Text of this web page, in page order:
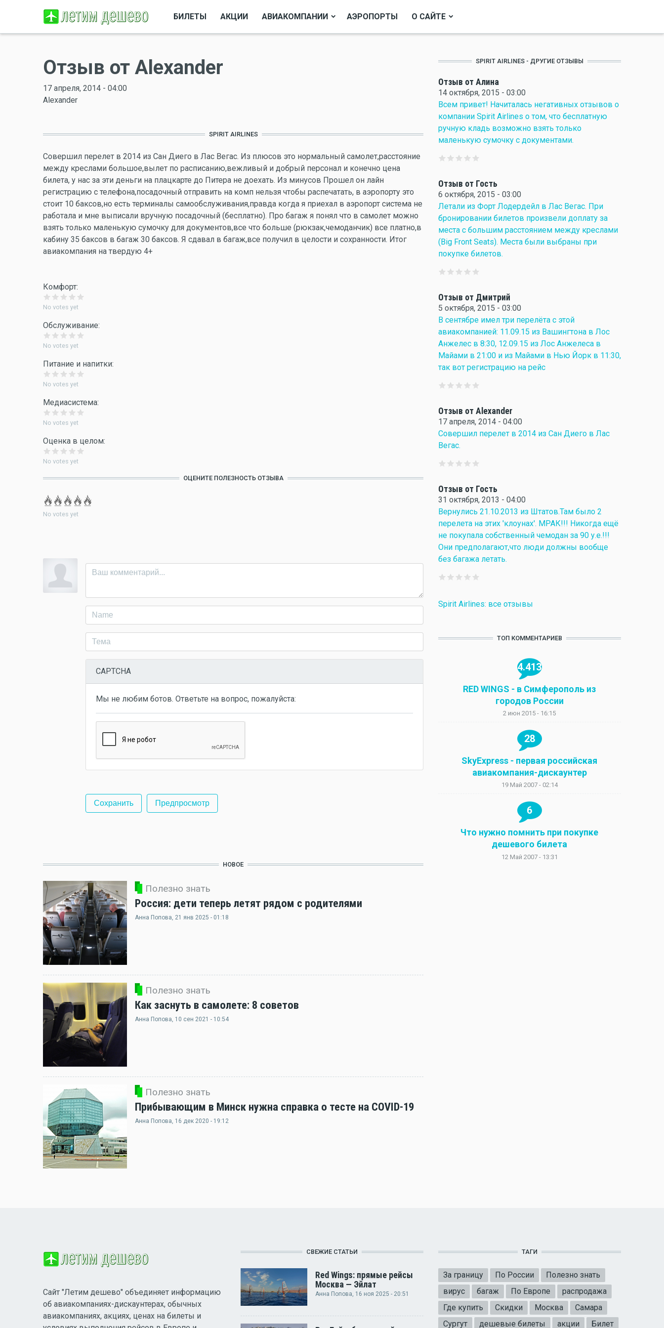
БИЛЕТЫ АКЦИИ АВИАКОМПАНИИ АЭРОПОРТЫ О САЙТЕ
Отзыв от Alexander
17 апреля, 2014 - 04:00
Alexander
SPIRIT AIRLINES
Совершил перелет в 2014 из Сан Диего в Лас Вегас. Из плюсов это нормальный самолет,расстояние
между креслами большое,вылет по расписанию,вежливый и добрый персонал и конечно цена
билета, у нас за эти деньги на плацкарте до Питера не доехать. Из минусов Прошел он лайн
регистрацию с телефона,посадочный отправить на комп нельзя чтобы распечатать, в аэропорту это
стоит 10 баксов,но есть терминалы самообслуживания,правда когда я приехал в аэропорт система не
работала и мне выписали вручную посадочный (бесплатно). Про багаж я понял что в самолет можно
взять только маленькую сумочку для документов,все что больше (рюкзак,чемоданчик) все платно,в
кабину 35 баксов в багаж 30 баксов. Я сдавал в багаж,все получил в целости и сохранности. Итог
авиакомпания на твердую 4+
Комфорт:
No votes yet
Обслуживание:
No votes yet
Питание и напитки:
No votes yet
Медиасистема:
No votes yet
Оценка в целом:
No votes yet
ОЦЕНИТЕ ПОЛЕЗНОСТЬ ОТЗЫВА
No votes yet
CAPTCHA
Мы не любим ботов. Ответьте на вопрос, пожалуйста:
НОВОЕ
Полезно знать
Россия: дети теперь летят рядом с родителями
Анна Попова, 21 янв 2025 - 01:18
Полезно знать
Как заснуть в самолете: 8 советов
Анна Попова, 10 сен 2021 - 10:54
Полезно знать
Прибывающим в Минск нужна справка о тесте на COVID-19
Анна Попова, 16 дек 2020 - 19:12
SPIRIT AIRLINES - ДРУГИЕ ОТЗЫВЫ
Отзыв от Алина
14 октября, 2015 - 03:00
Всем привет! Начиталась негативных отзывов о
компании Spirit Airlines о том, что бесплатную
ручную кладь возможно взять только
маленькую сумочку с документами.
Отзыв от Гость
6 октября, 2015 - 03:00
Летали из Форт Лодердейл в Лас Вегас. При
бронировании билетов произвели доплату за
места с большим расстоянием между креслами
(Big Front Seats). Места были выбраны при
покупке билетов.
Отзыв от Дмитрий
5 октября, 2015 - 03:00
В сентябре имел три перелёта с этой
авиакомпанией: 11.09.15 из Вашингтона в Лос
Анжелес в 8:30, 12.09.15 из Лос Анжелеса в
Майами в 21:00 и из Майами в Нью Йорк в 11:30,
так вот регистрацию на рейс
Отзыв от Alexander
17 апреля, 2014 - 04:00
Совершил перелет в 2014 из Сан Диего в Лас
Вегас.
Отзыв от Гость
31 октября, 2013 - 04:00
Вернулись 21.10.2013 из Штатов.Там было 2
перелета на этих 'клоунах'. МРАК!!! Никогда ещё
не покупала собственный чемодан за 90 у.е.!!!
Они предполагают,что люди должны вообще
без багажа летать.
Spirit Airlines: все отзывы
ТОП КОММЕНТАРИЕВ
4.413
RED WINGS - в Симферополь из
городов России
2 июн 2015 - 16:15
28
SkyExpress - первая российская
авиакомпания-дискаунтер
19 Май 2007 - 02:14
6
Что нужно помнить при покупке
дешевого билета
12 Май 2007 - 13:31
Сайт "Летим дешево" объединяет информацию
об авиакомпаниях-дискаунтерах, обычных
авиакомпаниях, акциях, ценах на билеты и
СВЕЖИЕ СТАТЬИ
Red Wings: прямые рейсы
Москва — Эйлат
Анна Попова, 16 ноя 2025 - 20:51
ТАГИ
За границу По России
Полезно знать
вирус
багаж По Европе
распродажа
Где купить
Скидки Москва
Самара
Сургут
дешевые билеты акции Билет